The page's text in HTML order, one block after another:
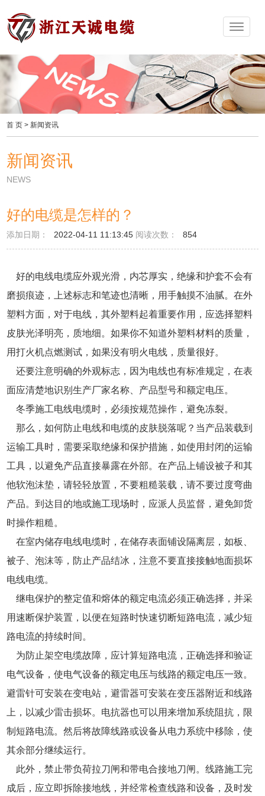
首 页 >新闻资讯
新闻资讯
NEWS
好的电缆是怎样的？
添加日期： 2022-04-11 11:13:45 阅读次数： 854
好的电线电缆应外观光滑，内芯厚实，绝缘和护套不会有
磨损痕迹，上述标志和笔迹也清晰，用手触摸不油腻。在外
塑料方面，对于电线，其外塑料起着重要作用，应选择塑料
皮肤光泽明亮，质地细。如果你不知道外塑料材料的质量，
用打火机点燃测试，如果没有明火电线，质量很好。
还要注意明确的外观标志，因为电线也有标准规定，在表
面应清楚地识别生产厂家名称、产品型号和额定电压。
冬季施工电线电缆时，必须按规范操作，避免冻裂。
那么，如何防止电线和电缆的皮肤脱落呢？当产品装载到
运输工具时，需要采取绝缘和保护措施，如使用封闭的运输
工具，以避免产品直接暴露在外部。在产品上铺设被子和其
他软泡沫垫，请轻轻放置，不要粗糙装载，请不要过度弯曲
产品。到达目的地或施工现场时，应派人员监督，避免卸货
时操作粗糙。
在室内储存电线电缆时，在储存表面铺设隔离层，如板、
被子、泡沫等，防止产品结冰，注意不要直接接触地面损坏
电线电缆。
继电保护的整定值和熔体的额定电流必须正确选择，并采
用速断保护装置，以便在短路时快速切断短路电流，减少短
路电流的持续时间。
为防止架空电缆故障，应计算短路电流，正确选择和验证
电气设备，使电气设备的额定电压与线路的额定电压一致。
避雷针可安装在变电站，避雷器可安装在变压器附近和线路
上，以减少雷击损坏。电抗器也可以用来增加系统阻抗，限
制短路电流。然后将故障线路或设备从电力系统中移除，使
其余部分继续运行。
此外，禁止带负荷拉刀闸和带电合接地刀闸。线路施工完
成后，应立即拆除接地线，并经常检查线路和设备，及时发